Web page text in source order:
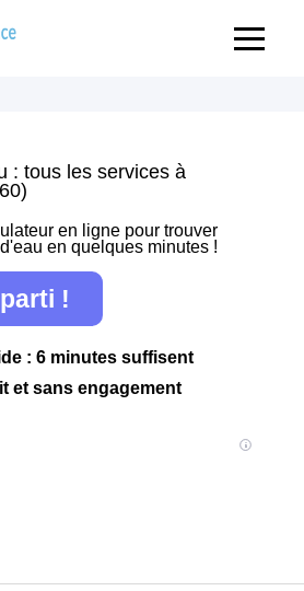
: tous les services à
en ligne pour trouver
en quelques minutes !
!
: 6 minutes suffisent
et sans engagement